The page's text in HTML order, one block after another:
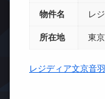
物件名 レ
所在地 東
レジディア文京音